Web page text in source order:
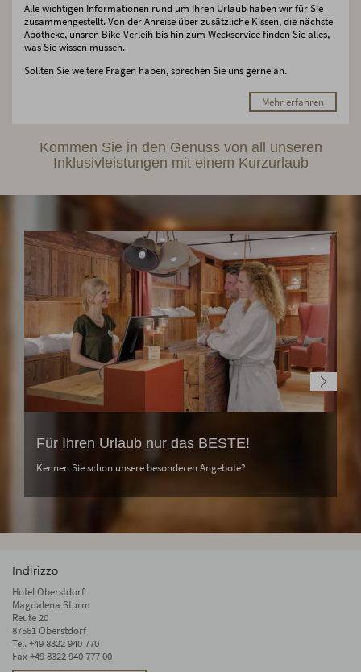
Alle wichtigen Informationen rund um Ihren Urlaub haben wir für Sie
zusammengestellt. Von der Anreise über zusätzliche Kissen, die nächste
Apotheke, unsren Bike-Verleih bis hin zum Weckservice finden Sie alles,
was Sie wissen müssen.
Sollten Sie weitere Fragen haben, sprechen Sie uns gerne an.
Mehr erfahren
Kommen Sie in den Genuss von all unseren
Inklusivleistungen mit einem Kurzurlaub
Für Ihren Urlaub nur das BESTE!
Kennen Sie schon unsere besonderen Angebote?
Indirizzo
Hotel Oberstdorf
Magdalena Sturm
Reute 20
87561 Oberstdorf
Tel. +49 8322 940 770
Fax +49 8322 940 777 00